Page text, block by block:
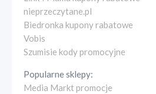
nieprzeczytane.pl
Biedronka kupony rabatowe
Vobis
Szumisie kody promocyjne
Popularne sklepy:
Media Markt promocje